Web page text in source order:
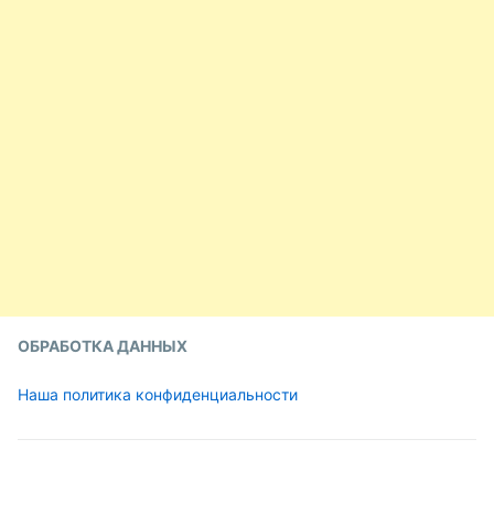
ОБРАБОТКА ДАННЫХ
Наша политика конфиденциальности